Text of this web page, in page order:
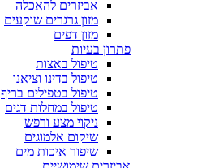
אביזרים להאכלה
מזון גרגרים שוקעים
מזון דפים
פתרון בעיות
טיפול באצות
טיפול בדינו וציאנו
טיפול בטפילים בריף
טיפול במחלות דגים
ניקוי מצע ורפש
שיקום אלמוגים
שיפור איכות מים